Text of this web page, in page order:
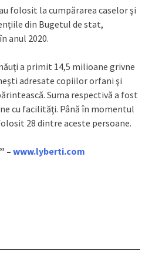
folosit la cumpărarea caselor şi
din Bugetul de stat,
anul 2020.
a primit 14,5 milioane grivne
adresate copiilor orfani şi
Suma respectivă a fost
cu facilităţi. Până în momentul
28 dintre aceste persoane.
– www.lyberti.com